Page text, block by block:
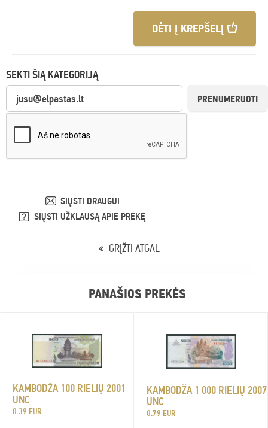
DĖTI Į KREPŠELĮ
SEKTI ŠIĄ KATEGORIJĄ
PRENUMERUOTI
SIŲSTI DRAUGUI
SIŲSTI UŽKLAUSĄ APIE PREKĘ
GRĮŽTI ATGAL
PANAŠIOS PREKĖS
KAMBODŽA 100 RIELIŲ 2001
UNC
0.39 EUR
KAMBODŽA 1 000 RIELIŲ 2007
UNC
0.79 EUR